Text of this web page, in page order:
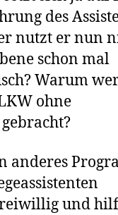
des
nutzt er nun
schon mal
Warum
ohne
anderes
und